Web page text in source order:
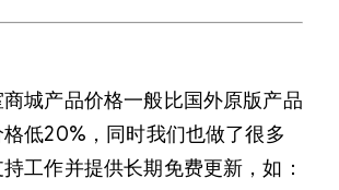
城产品价格一般比国外原版产品
低20%，同时我们也做了很多
工作并提供长期免费更新，如：